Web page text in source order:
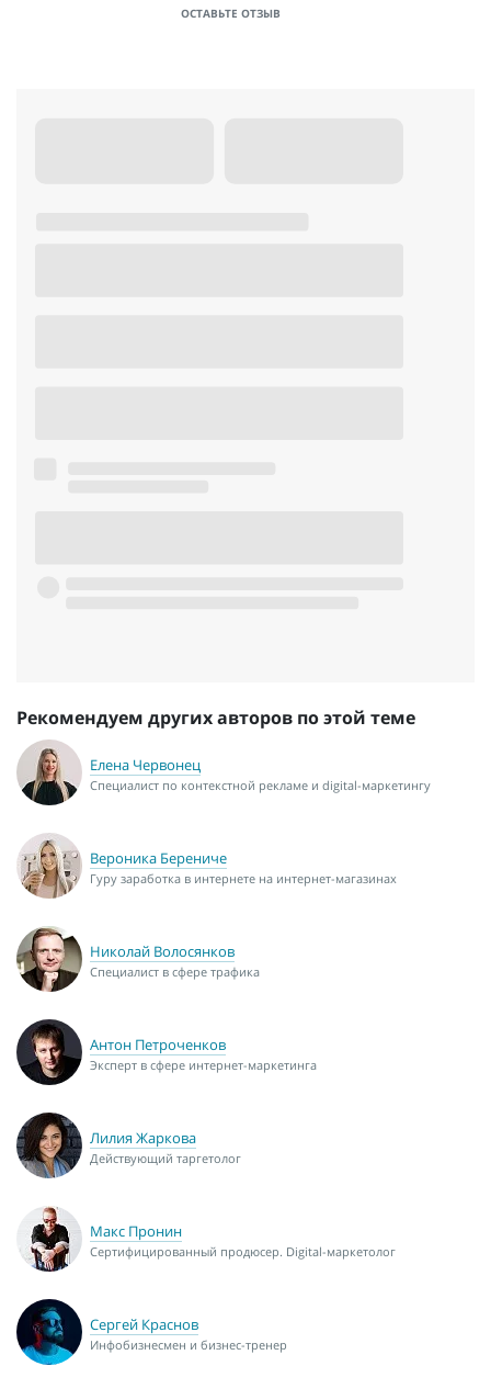
ОСТАВЬТЕ ОТЗЫВ
Рекомендуем других авторов по этой теме
Елена Червонец
Специалист по контекстной рекламе и digital-маркетингу
Вероника Берениче
Гуру заработка в интернете на интернет-магазинах
Николай Волосянков
Специалист в сфере трафика
Антон Петроченков
Эксперт в сфере интернет-маркетинга
Лилия Жаркова
Действующий таргетолог
Макс Пронин
Сертифицированный продюсер. Digital-маркетолог
Сергей Краснов
Инфобизнесмен и бизнес-тренер